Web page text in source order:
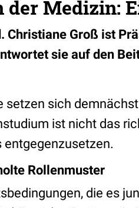
der Medizin:
Christiane Groß ist
sie auf den
setzen sich
ist nicht das
Rollenmuster
die es